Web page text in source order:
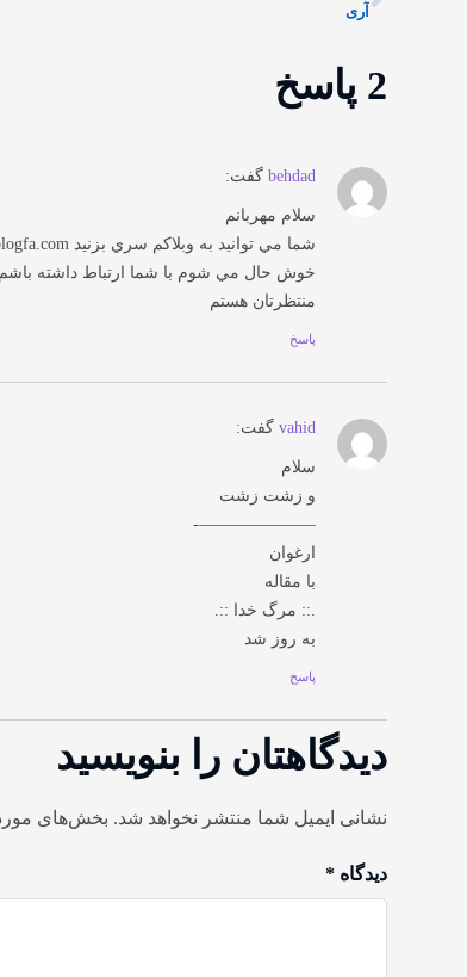
آری
2 پاسخ
behdad گفت:
سلام مهربانم
خوش حال مي شوم با شما ارتباط داشته
منتظرتان هستم
پاسخ
vahid گفت:
سلام
و زشت زشت
———————-
ارغوان
با مقاله
.:: مرگ خدا ::.
به روز شد
پاسخ
دیدگاهتان را بنویسید
نشانی ایمیل شما منتشر نخواهد شد. بخش‌های
دیدگاه*